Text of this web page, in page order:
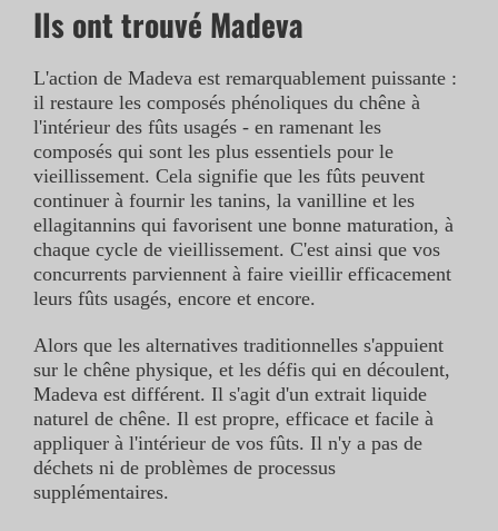
Ils ont trouvé Madeva
L'action de Madeva est remarquablement puissante :
il restaure les composés phénoliques du chêne à
l'intérieur des fûts usagés - en ramenant les
composés qui sont les plus essentiels pour le
vieillissement. Cela signifie que les fûts peuvent
continuer à fournir les tanins, la vanilline et les
ellagitannins qui favorisent une bonne maturation, à
chaque cycle de vieillissement. C'est ainsi que vos
concurrents parviennent à faire vieillir efficacement
leurs fûts usagés, encore et encore.
Alors que les alternatives traditionnelles s'appuient
sur le chêne physique, et les défis qui en découlent,
Madeva est différent. Il s'agit d'un extrait liquide
naturel de chêne. Il est propre, efficace et facile à
appliquer à l'intérieur de vos fûts. Il n'y a pas de
déchets ni de problèmes de processus
supplémentaires.